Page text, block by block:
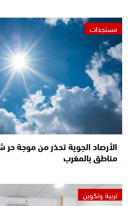
مستجدات
الأرصاد الجوية تحذر من موجة
مناطق بالمغرب
تربية وتكوين